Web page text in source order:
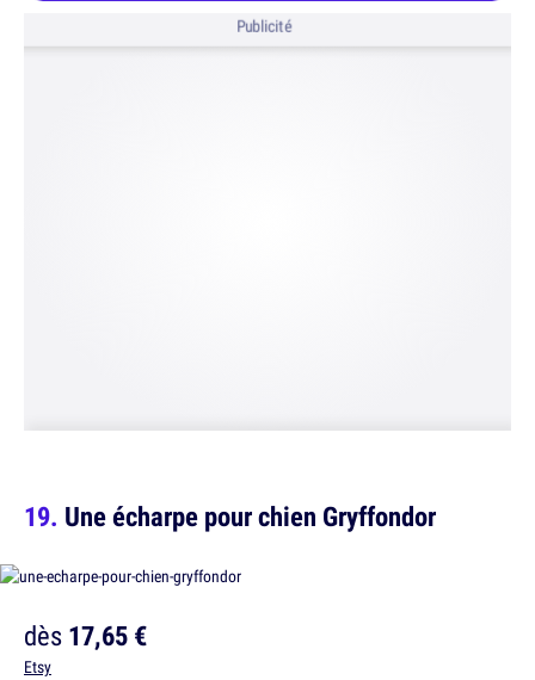
Publicité
Une écharpe pour chien Gryffondor
dès17,65 €
Etsy